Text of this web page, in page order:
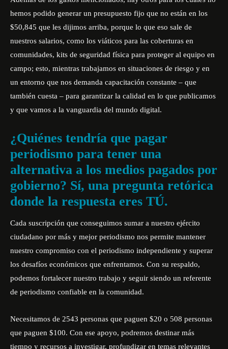
hemos podido generar un presupuesto fijo que no están en los
$50,845 que les dijimos arriba, porque lo que eso sale de
nuestros salarios, como los viáticos para las coberturas en
comunidades, kits de seguridad física para proteger al equipo en
campo; esto, mientras trabajamos en situaciones de riesgo y en
un entorno que nos demanda capacitación constante – que
también cuesta – para garantizar la calidad en lo que publicamos
y que vamos a la vanguardia del mundo digital.
¿Quiénes tendría que pagar
periodismo para tener una
alternativa a los medios pagados por
gobierno? Sí, una pregunta retórica
donde la respuesta eres TÚ.
Cada suscripción que conseguimos sumar a nuestro ejército
ciudadano por más y mejor periodismo nos permite mantener
nuestro compromiso con el periodismo independiente y superar
los desafíos económicos que enfrentamos. Con su respaldo,
podemos fortalecer nuestro trabajo y seguir siendo un referente
de periodismo confiable en la comunidad.
Necesitamos de 2543 personas que paguen $20 o 508 personas
que paguen $100. Con ese apoyo, podremos destinar más
tiempo y recursos a investigar, profundizar en temas relevantes